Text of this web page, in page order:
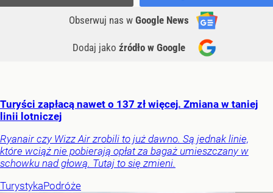
Obserwuj nas w Google News
Dodaj jako źródło w Google
Turyści zapłacą nawet o 137 zł więcej. Zmiana w taniej
linii lotniczej
Ryanair czy Wizz Air zrobili to już dawno. Są jednak linie,
które wciąż nie pobierają opłat za bagaż umieszczany w
schowku nad głową. Tutaj to się zmieni.
TurystykaPodróże